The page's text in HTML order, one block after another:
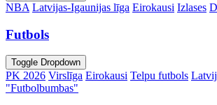
NBA Latvijas-Igaunijas līga Eirokausi Izlases
Futbols
Toggle Dropdown
PK 2026 Virslīga Eirokausi Telpu futbols
"Futbolbumbas"